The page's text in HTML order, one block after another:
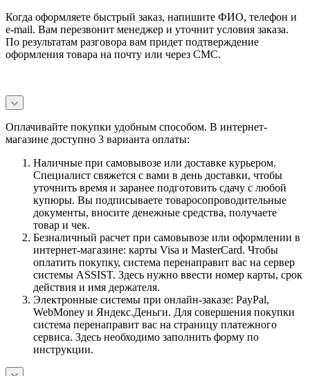
Когда оформляете быстрый заказ, напишите ФИО, телефон и
e-mail. Вам перезвонит менеджер и уточнит условия заказа.
По результатам разговора вам придет подтверждение
оформления товара на почту или через СМС.
Оплачивайте покупки удобным способом. В интернет-
магазине доступно 3 варианта оплаты:
Наличные при самовывозе или доставке курьером.
Специалист свяжется с вами в день доставки, чтобы
уточнить время и заранее подготовить сдачу с любой
купюры. Вы подписываете товаросопроводительные
документы, вносите денежные средства, получаете
товар и чек.
Безналичный расчет при самовывозе или оформлении в
интернет-магазине: карты Visa и MasterCard. Чтобы
оплатить покупку, система перенаправит вас на сервер
системы ASSIST. Здесь нужно ввести номер карты, срок
действия и имя держателя.
Электронные системы при онлайн-заказе: PayPal,
WebMoney и Яндекс.Деньги. Для совершения покупки
система перенаправит вас на страницу платежного
сервиса. Здесь необходимо заполнить форму по
инструкции.